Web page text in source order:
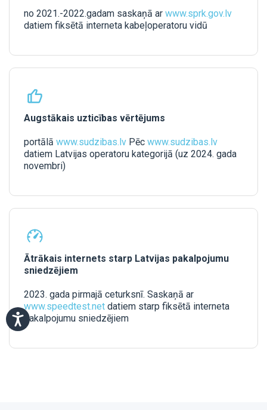
no 2021.-2022.gadam saskaņā ar www.sprk.gov.lv
datiem fiksētā interneta kabeļoperatoru vidū
Augstākais uzticības vērtējums
portālā www.sudzibas.lv Pēc www.sudzibas.lv
datiem Latvijas operatoru kategorijā (uz 2024. gada
novembri)
Ātrākais internets starp Latvijas pakalpojumu
sniedzējiem
2023. gada pirmajā ceturksnī. Saskaņā ar
www.speedtest.net datiem starp fiksētā interneta
pakalpojumu sniedzējiem